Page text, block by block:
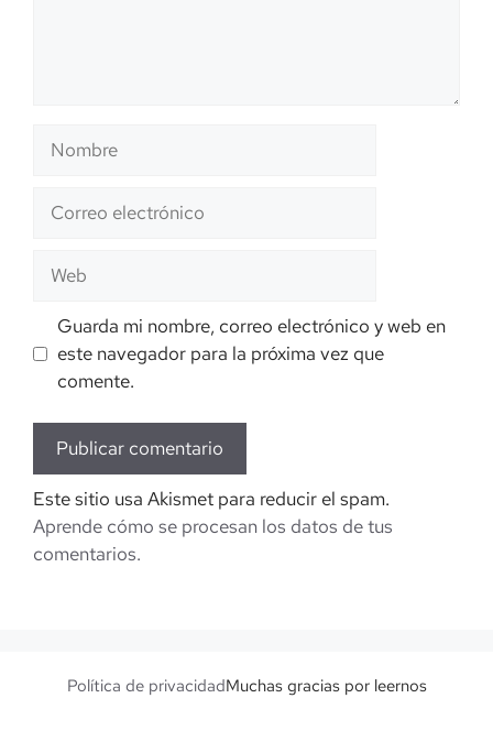
Nombre
electrónico
Guarda mi nombre, correo electrónico y web en
este navegador para la próxima vez que
comente.
Este sitio usa Akismet para reducir el spam.
Aprende cómo se procesan los datos de tus
comentarios.
Política de privacidadMuchas gracias por leernos